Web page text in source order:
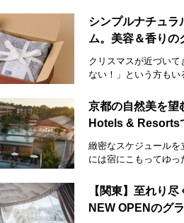
シンプルナチュラ
ム。美容＆香りの
クリスマスが近づい
ない！」という方も
京都の自然美を望
Hotels & Resorts
緻密なスケジュールを
には宿にこもってゆ
【関東】至れり
NEW OPENのグ